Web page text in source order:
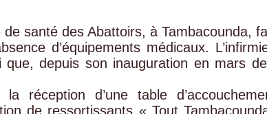
de santé des Abattoirs, à Tambacounda,
d’équipements médicaux.
que, depuis son inauguration en mars
réception d’une table
de ressortissants « Tout